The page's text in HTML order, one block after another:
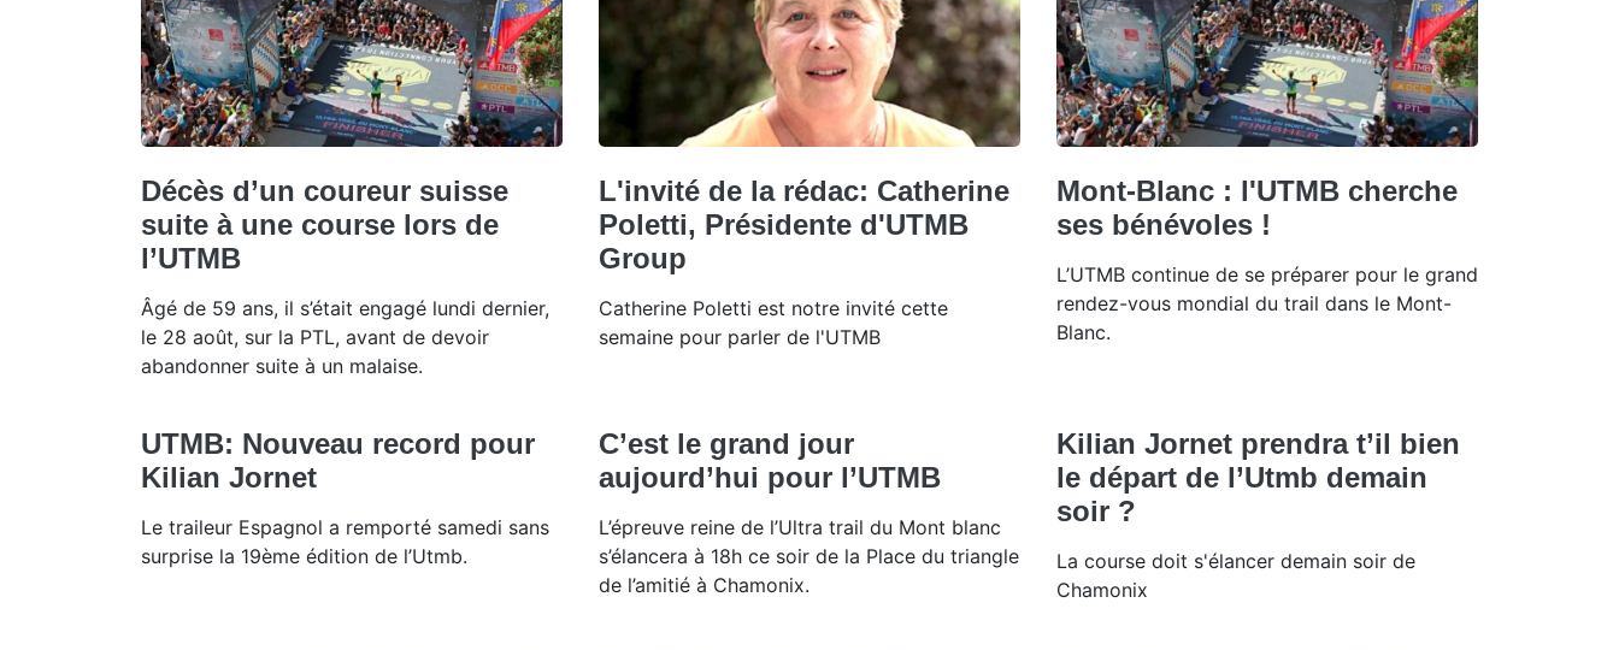
Décès d’un coureur suisse
suite à une course lors de
l’UTMB
Âgé de 59 ans, il s’était engagé lundi dernier,
le 28 août, sur la PTL, avant de devoir
abandonner suite à un malaise.
L'invité de la rédac: Catherine
Poletti, Présidente d'UTMB
Group
Catherine Poletti est notre invité cette
semaine pour parler de l'UTMB
Mont-Blanc : l'UTMB cherche
ses bénévoles !
L’UTMB continue de se préparer pour le grand
rendez-vous mondial du trail dans le Mont-
Blanc.
UTMB: Nouveau record pour
Kilian Jornet
Le traileur Espagnol a remporté samedi sans
surprise la 19ème édition de l’Utmb.
C’est le grand jour
aujourd’hui pour l’UTMB
L’épreuve reine de l’Ultra trail du Mont blanc
s’élancera à 18h ce soir de la Place du triangle
de l’amitié à Chamonix.
Kilian Jornet prendra t’il bien
le départ de l’Utmb demain
soir ?
La course doit s'élancer demain soir de
Chamonix